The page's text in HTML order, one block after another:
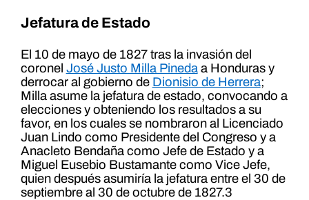
Jefatura de Estado
El 10 de mayo de 1827 tras la invasión del
coronel José Justo Milla Pinedaa Honduras y
derrocar al gobierno de Dionisio de Herrera;
Milla asume la jefatura de estado, convocando a
elecciones y obteniendo los resultados a su
favor, en los cuales se nombraron al Licenciado
Juan Lindo como Presidente del Congreso y a
Anacleto Bendaña como Jefe de Estado y a
Miguel Eusebio Bustamante como Vice Jefe,
quien después asumiría la jefatura entre el 30 de
septiembre al 30 de octubre de 1827.3